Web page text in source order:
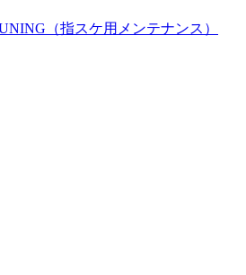
（指スケ用メンテナンス）